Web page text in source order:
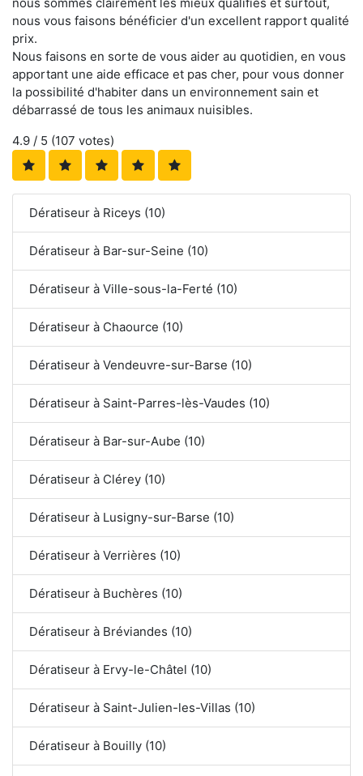
nous vous faisons bénéficier d'un excellent rapport qualité
prix.
Nous faisons en sorte de vous aider au quotidien, en vous
apportant une aide efficace et pas cher, pour vous donner
la possibilité d'habiter dans un environnement sain et
débarrassé de tous les animaux nuisibles.
4.9 / 5 (107 votes)
Dératiseur à Riceys (10)
Dératiseur à Bar-sur-Seine (10)
Dératiseur à Ville-sous-la-Ferté (10)
Dératiseur à Chaource (10)
Dératiseur à Vendeuvre-sur-Barse (10)
Dératiseur à Saint-Parres-lès-Vaudes (10)
Dératiseur à Bar-sur-Aube (10)
Dératiseur à Clérey (10)
Dératiseur à Lusigny-sur-Barse (10)
Dératiseur à Verrières (10)
Dératiseur à Buchères (10)
Dératiseur à Bréviandes (10)
Dératiseur à Ervy-le-Châtel (10)
Dératiseur à Saint-Julien-les-Villas (10)
Dératiseur à Bouilly (10)